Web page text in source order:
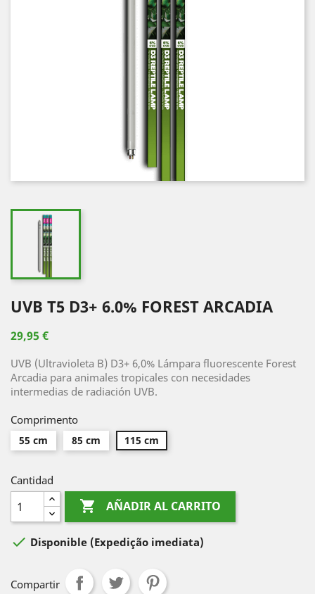
UVB T5 D3+ 6.0% FOREST ARCADIA
29,95 €
UVB (Ultravioleta B) D3+ 6,0% Lámpara fluorescente Forest
Arcadia para animales tropicales con necesidades
intermedias de radiación UVB.
Comprimento
55 cm 85 cm 115 cm
Cantidad
 AÑADIR AL CARRITO
 Disponible (Expedição imediata)
Compartir